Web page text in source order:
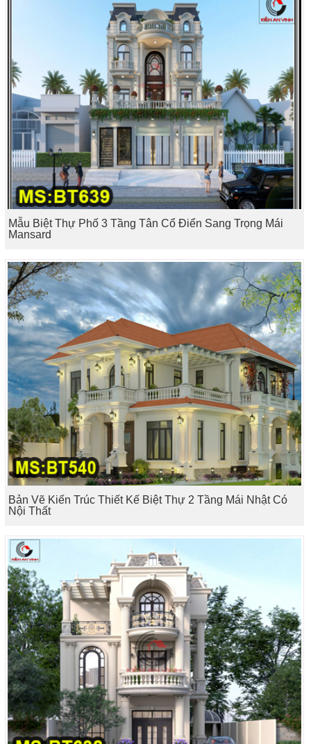
Mẫu Biệt Thự Phố 3 Tầng Tân Cổ Điển Sang Trọng Mái
Mansard
Bản Vẽ Kiến Trúc Thiết Kế Biệt Thự 2 Tầng Mái Nhật Có
Nội Thất